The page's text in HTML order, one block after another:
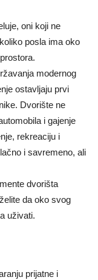
oni koji ne
posla ima oko
modernog
ostavljaju prvi
Dvorište ne
i gajenje
rekreaciju i
i savremeno, ali
dvorišta
da oko svog
uživati.
prijatne i